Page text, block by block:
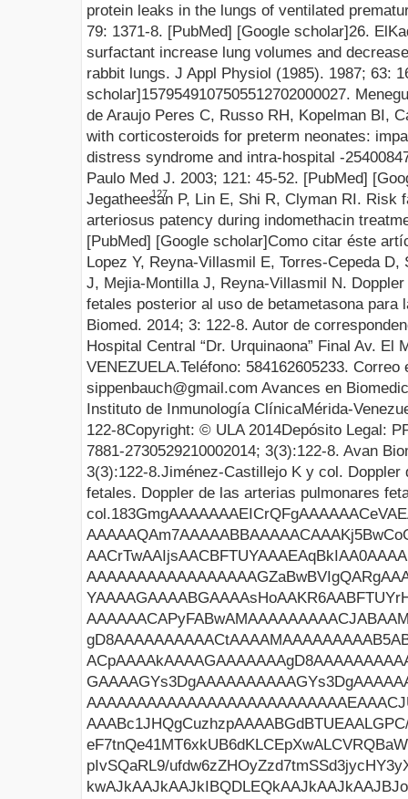
protein leaks in the lungs of ventilated
79: 1371-8. [PubMed] [Google scholar]26.
surfactant increase lung volumes and
rabbit lungs. J Appl Physiol (1985). 1987; 63:
scholar]15795491075055127020000
127
27.
de Araujo Peres C, Russo RH, Kopelman BI,
with corticosteroids for preterm neonates:
distress syndrome and intra-hospital -25400
Paulo Med J. 2003; 121: 45-52. [PubMed]
Jegatheesan P, Lin E, Shi R, Clyman RI. Risk
arteriosus patency during indomethacin
[PubMed] [Google scholar]Como citar éste
Lopez Y, Reyna-Villasmil E, Torres-Cepeda
J, Mejia-Montilla J, Reyna-Villasmil N. Doppler
fetales posterior al uso de betametasona para
Biomed. 2014; 3: 122-8. Autor de
Hospital Central “Dr. Urquinaona” Final Av. El
VENEZUELA.Teléfono: 584162605233. Correo
sippenbauch@gmail.com Avances en
Instituto de Inmunología ClínicaMérida-
122-8Copyright: © ULA 2014Depósito Legal:
7881-2730529210002014; 3(3):122-8. Avan
3(3):122-8.Jiménez-Castillejo K y col. Doppler
fetales. Doppler de las arterias pulmonares
col.183GmgAAAAAAAEICrQFgAAAAAACeVAEACQAAAxTICQAAAHW1BQAAABYQAAAmBg8AIiBXTUZDAQAA AAAAAQAm7AAAAABBAAAAACAAAKj5BwCoGQgAAQAAAGwAAAAAAAAAAAAAAEICAACtAQAAAAAAAAAA AACrTwAAIjsAACBFTUYAAAEAqBkIAA0AAAABAAAAAAAAAAAAAAAAAAAAVgUAAAADAADiAQAADwEA AAAAAAAAAAAAAAAAAGZaBwBVIgQARgAAACwAAAAgAAAARU1GKwFAAQAcAAAAEAAAAAIQwNsBAAAA YAAAAGAAAABGAAAAsHoAAKR6AABFTUYrHkAFAAwAAAAAAAAAH0ADAAwAAAAAAAAAMEACABAAAAAE AAAAAACAPyFABwAMAAAAAAAAACJABAAMAAAAAAAAACpAAAAkAAAAGAAAAAAAgD8AAAAAAAAAAAAA gD8AAAAAAAAAACtAAAAMAAAAAAAAAB5ABgAMAAAAAAAAACFABQAMAAAAAAAAAB5ACQAMAAAAAAAA ACpAAAAkAAAAGAAAAAAAgD8AAAAAAAAAAAAAgD8AAAAAAAAAACFABwAMAAAAAAAAACpAAAAkAAAA GAAAAGYs3DgAAAAAAAAAAGYs3DgAAAAAAAAAACRABAAMAAAAAAAAAAhAAAVIeQAAPHkAAAIQwNsB AAAAAAAAAAAAAAAAAAAAAAAAAAEAAACJUE5HDQoaCgAAAA1JSERSAAACQwAAAa4IBgAAAJMLAloA AAABc1JHQgCuzhzpAAAABGdBTUEAALGPC/xhBQAAAAlwSFlzAAAOwwAADsMBx2+oZAAAeLJJREFU eF7tnQe41MT6xkUB6dKLCEpXwALCVRQBaWJvqIgFBcVrF/96BexcFRVEsUsVpSggCCJIuyJdQAVE pIvSQaRL9/ufdw6zZHOyZzd7tmSSd3jycHY3yXzzm8nknW/aCcJAAiRAAiRAAiRAAgEmcEKA086k kwAJkAAJkAAJkIBQDLEQkAAJkAAJkAAJBJoAxVCgs5+JJwESIAESIAESoBhiGSABEiABEiABEgg0 AYqhQGc/E08CJEACJEACJEAxxDJAAiRAAiRAAiQQaAIUQ4HOfiaeBEiABEiABEiAYohlgARIgARI gARIINAEKIYCnf1MPAmQAAmQAAmQAMUQywAJkAAJkAAJkECgCVAMBTr7mXgSIAESIAESIAGKIZYB EiABEiABEiCBQBOgGAp09jPxJEACJEACJEACFEMsAyRAAiRAAiRAAoEmQDEU6Oxn4kmABEiABEiA BCiGWAZIgARIgARIgAQCTYBiKNDZz8STAAmQAAmQAAlQDLEMkAAJkAAJkAAJBJoAxVCgs5+JJwES IAESIAESoBhiGSABEiABEiABEgg0AYqhQGc/E08CJEACJEACJEAxxDJAAiRAAiRAAiQQaAIUQ4HO fiaeBEiABEiABEiAYohlgARIgARIgARIINAEKIYCnf1MPAmQAAmQAAmQAMUQywAJkAAJkAAJkECg CVAMBTr7mXgSIAESIAESIAGKIZYBEiABEiABEiCBQBOgGAp09jPxJEACJEACJEACFEMsAyRAAiRA AiRAAoEmQDEU6Oxn4kmABEiABEiABCiGWAZIgARIgARIgAQCTYBiKNDZz8STAAmQAAmQAAlQDLEM kAAJkAAJkAAJBJoAxVCgs5+JJwESIAESIAESoBhiGSABEiABEiABEgg0AYqhQGc/E08CJEACJEAC JEAxxDJAAiRAAiRAAiQQaAIUQ4HOfiaeBEiABEiABEiAYohlgARIgARIgARIINAEPCWG/vnnHzl6 9GiWDMH39oDvnL4PdG4y8SRAAiRAAiRAAq4JeEoMwXotcJzEjvU31ynlBSRAAiRAAiRAAiTgQMBz YkjbqMUQBRDLLQmQAAmQAAmQQDIJeEoM7d+/X2bPni343+olsgPYtGmTTJ8+XR0zZ86UI0eOJJMR 700CJEACJEACJOBjAp4SQxA3J5xwgvz6668h5PZxQStXrpRKlSqp8/Rx5513yqFDh3ycTUwaCZAA CZAACZBAsgikTQxZu8Hg2enYsaPky5dPCZwVK1ZETO8ZZ5whJUuWlB9//FHWrl0rQ4cOlTx58sjz zz/veI117FF245GSBZj3JQESIIEgE8hu/KfmwskwQS4h3kh72sSQNflPP/20tGrVSrp37y65cuXK IoasD8qwYcNk1apVYfTq1asnN954Y0Si2T1ofAi9URBpBQmQgH8JOAmiv/76S/bu3evfRDNlRhHw hBjasGGDmkWGLjB4hpYvXx4G0T6YGj9qEbN69WqpWLGi9O/fP27wFERxo+OFJEACJBCVgJMYOv/8 8+XZZ5+Nei1PIIFUEPCEGNIJnTt3bkQxZIVhFS+dOnWS0047LSKrgwcPSs+ePaVu3bphxxNPPCH7 9u1LBWPGQQIkQAKBJWBvbL733nuCertgwYICQfTQQw/JtGnTAsuHCfcGgbSKIfu0+e+//95RDGlP kPWhwnihJ598Us466yz5+eefI9LctWuX/N///Z+0b98+dGDANTxQQ4YM8UYu0AoSIAES8DkBXX/v 3LlTxo4dK/nz55fatWvL4sWL5e+//+Yiuj7Pf68nL61iyA7n+3mRxZD13PXr10utWrWkRo0asmbN mrgYY7B2TrrW4oqUF5EACZBAwAjYu8gghq644goZNWqUatDiYCCBdBPwpBhatmzZcS4ZO3Fgiw7r GKEzzzxTXn311dA51t9jAYpWCFolAwcOjOV0nkMCJEACJJADAlavPupr69pwGMrAcZs5gMtLE0LA U2Jo1qxZqvvql19+CSVu48aNUrx4cbW4IgLcqjgH44QwxR6/4Yg0td6JEsVQQsoOb0ICJEACMRHg XpIxYeJJaSTgKTG0detW6devn8CNioAHaM+ePdK7d29B1xgCptbjnHfeeUfefvtt9Rv+nzFjRswY KYZiRsUTSYAESCDhBOyeIHqGEo6YN3RJwFNiKIvtDrvVZ5e+WB8oiiGXpYSnkwAJkEAOCETbY5Ke oxzA5aUJIeBtMZSQJGa9CcVQksDytiRAAiRAAiRgIAGKIQMzjSaTAAmQAAmQAAkkjgDFUOJY8k4k QAIkQAIkQAIGEqAYMjDTaDIJkAAJkAAJkEDiCFAMJY4l70QCJEACJEACJGAgAYohAzONJpMACZCA KQQy1s2VfzL+MZCAlwlQDHk5d2gbCZAACfiAQKzLntiTGu91PkDGJKSYAMVQioEzOhIgARIIIoFB gwbJ5ZdfLi1btgwd119/vdxyyy2hzy1atFB///jjjwoRxVAQS0p60kwxlB7ujJUESIAEAkXg999/ lzZt2shVV10VOsqUKaO2V7J+h78XLlxIMRSo0pH+xFIMpT8PaAEJkAAJ+JaA8u5EGDLUuXNnqVmz ZsS00zPk22LhuYRRDHkuS2gQCZAACfiIQOYI6lCw6qLHHntMatSo4aPEMimmEqAYMjXnaDcJkAAJ GE6AYsjwDPSR+RRDPspMJoUESIAETCJAMWRSbvnbVoohf+cvU0cCJEACniVAMeTZrAmcYRRDgcty JpgESIAEvEGAYsgb+UArRCiGWApIgARIgATSQoBiKC3YGakDAYohFgsSIAESIIG0EKAYSgt2Rkox lEng77//lvz588vAgQNZKEiABEiABNJEgGIoTeAZbRYC9AyxUJAACZAACaSFAMVQWrAzUnqG6Bni